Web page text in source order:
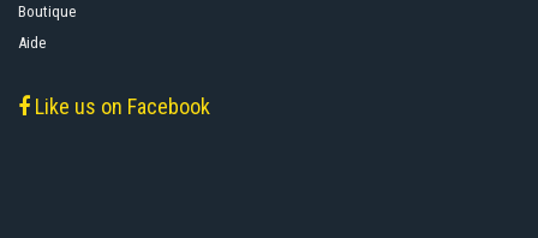
Boutique
Aide
Like us on Facebook